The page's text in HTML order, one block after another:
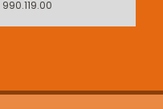
990.119.00